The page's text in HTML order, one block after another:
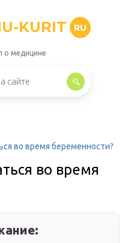
KURIT RU
о медицине
во время беременности?
во время